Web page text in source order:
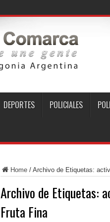
DEPORTES POLICIALES
Home/ Archivo de Etiquetas:
Archivo de Etiquetas:
Fruta Fina